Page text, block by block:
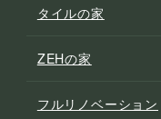
タイルの家
ZEHの家
フルリノベーション